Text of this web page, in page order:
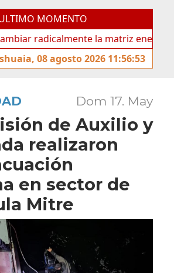
MOMENTO
la matriz energética de
08 agosto 2026 11:56:53
Dom 17. May
de Auxilio y
realizaron
en sector de
Mitre